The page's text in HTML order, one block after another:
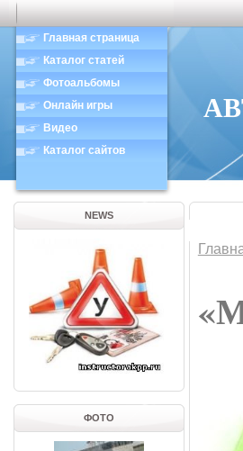
Главная страница
Каталог статей
Фотоальбомы
Онлайн игры
Видео
Каталог сайтов
NEWS
ФОТО